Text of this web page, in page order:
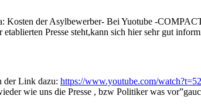
Kosten der Asylbewerber- Bei Yuotube -
Presse steht,kann sich hier sehr gut
der Link dazu: https://www.youtube.com/
wie uns die Presse , bzw Politiker was